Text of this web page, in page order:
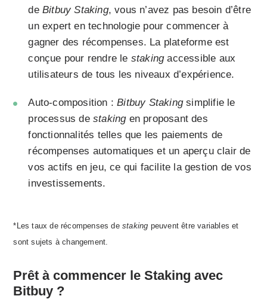
deBitbuyStaking, vous n’avez pas besoin d’être
un expert en technologie pour commencer à
gagner des récompenses. La plateforme est
conçue pour rendre le stakingaccessible aux
utilisateurs de tous les niveaux d’expérience.
Auto-composition :BitbuyStakingsimplifie le
processus destakingen proposant des
fonctionnalités telles que les paiements de
récompenses automatiques et un aperçu clair de
vos actifs en jeu, ce qui facilite la gestion de vos
investissements.
*Les taux de récompenses destaking peuvent être variables et
sont sujets à changement.
Prêt à commencer le Staking avec
Bitbuy ?